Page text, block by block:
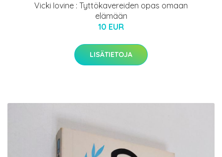
Vicki Iovine : Tyttökavereiden opas omaan
elämään
10 EUR
LISÄTIETOJA